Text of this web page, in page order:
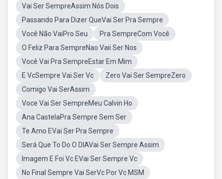
Vai Ser SempreAssim Nós Dois
Passando Para Dizer QueVai Ser Pra Sempre
Você Não VaiPro Seu
Pra SempreCom Você
O Feliz Para SempreNao Vaii Ser Nos
Você Vai Pra SempreEstar Em Mim
E VcSempre Vai Ser Vc
Zero Vai Ser SempreZero
Comigo Vai SerAssim
Voce Vai Ser SempreMeu Calvin Ho
Ana CastelaPra Sempre Sem Ser
Te Amo EVai Ser Pra Sempre
Será Que To Do O DIAVai Ser Sempre Assim
Imagem E Foi Vc EVai Ser Sempre Vc
No Final Sempre Vai SerVc Por Vc MSM